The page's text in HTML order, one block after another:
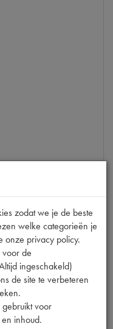
zodat we je de beste
welke categorieën je
onze privacy policy.
de
ingeschakeld)
de site te verbeteren
voor
inhoud.